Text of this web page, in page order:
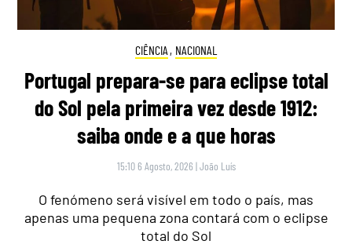
CIÊNCIA , NACIONAL
Portugal prepara-se para eclipse total
do Sol pela primeira vez desde 1912:
saiba onde e a que horas
15:10 6 Agosto, 2026 |João Luís
O fenómeno será visível em todo o país, mas
apenas uma pequena zona contará com o eclipse
total do Sol